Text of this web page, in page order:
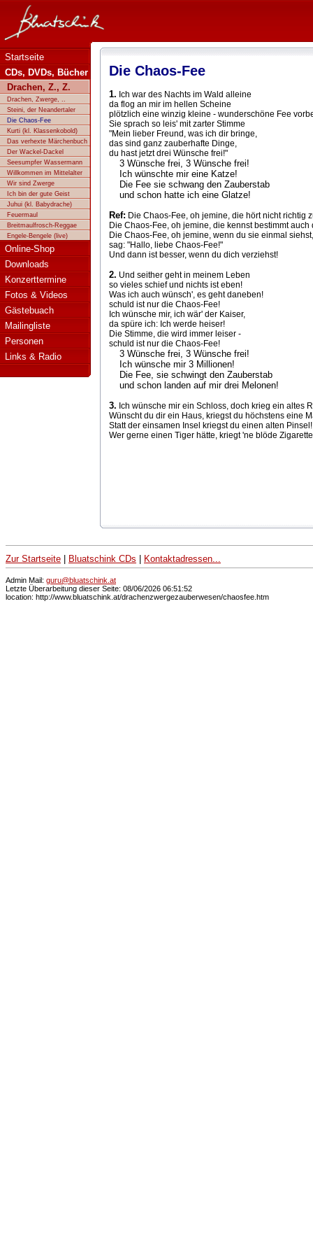
Bluatschink - Die Chaos-Fee
Startseite
CDs, DVDs, Bücher
Drachen, Z., Z.
Drachen, Zwerge, ..
Steini, der Neandertaler
Die Chaos-Fee
Kurti (kl. Klassenkobold)
Das verhexte Märchenbuch
Der Wackel-Dackel
Seesumpfer Wassermann
Willkommen im Mittelalter
Wir sind Zwerge
Ich bin der gute Geist
Juhui (kl. Babydrache)
Feuermaul
Breitmaulfrosch-Reggae
Engele-Bengele (live)
Online-Shop
Downloads
Konzerttermine
Fotos & Videos
Gästebuach
Mailingliste
Personen
Links & Radio
Die Chaos-Fee
1. Ich war des Nachts im Wald alleine
da flog an mir im hellen Scheine
plötzlich eine winzig kleine - wunderschöne Fee
Sie sprach so leis' mit zarter Stimme
"Mein lieber Freund, was ich dir bringe,
das sind ganz zauberhafte Dinge,
du hast jetzt drei Wünsche frei!"
3 Wünsche frei, 3 Wünsche frei!
Ich wünschte mir eine Katze!
Die Fee sie schwang den Zauberstab
und schon hatte ich eine Glatze!
Ref: Die Chaos-Fee, oh jemine, die hört nicht richtig
Die Chaos-Fee, oh jemine, die kennst bestimmt auch
Die Chaos-Fee, oh jemine, wenn du sie einmal siehst,
sag: "Hallo, liebe Chaos-Fee!"
Und dann ist besser, wenn du dich verziehst!
2. Und seither geht in meinem Leben
so vieles schief und nichts ist eben!
Was ich auch wünsch', es geht daneben!
schuld ist nur die Chaos-Fee!
Ich wünsche mir, ich wär' der Kaiser,
da spüre ich: Ich werde heiser!
Die Stimme, die wird immer leiser -
schuld ist nur die Chaos-Fee!
3 Wünsche frei, 3 Wünsche frei!
Ich wünsche mir 3 Millionen!
Die Fee, sie schwingt den Zauberstab
und schon landen auf mir drei Melonen!
3. Ich wünsche mir ein Schloss, doch krieg ein altes
Wünscht du dir ein Haus, kriegst du höchstens eine
Statt der einsamen Insel kriegst du einen alten Pinsel!
Wer gerne einen Tiger hätte, kriegt 'ne blöde
Zur Startseite Bluatschink CDs Kontaktadressen...
Admin Mail: guru@bluatschink.at
Letzte Überarbeitung dieser Seite: 08/06/2026 06:51:52
location: http://www.bluatschink.at/drachenzwergezauberwesen/chaosfee.htm